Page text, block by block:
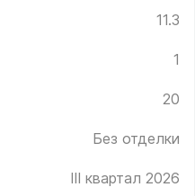
11.3
1
20
Без отделки
III квартал 2026